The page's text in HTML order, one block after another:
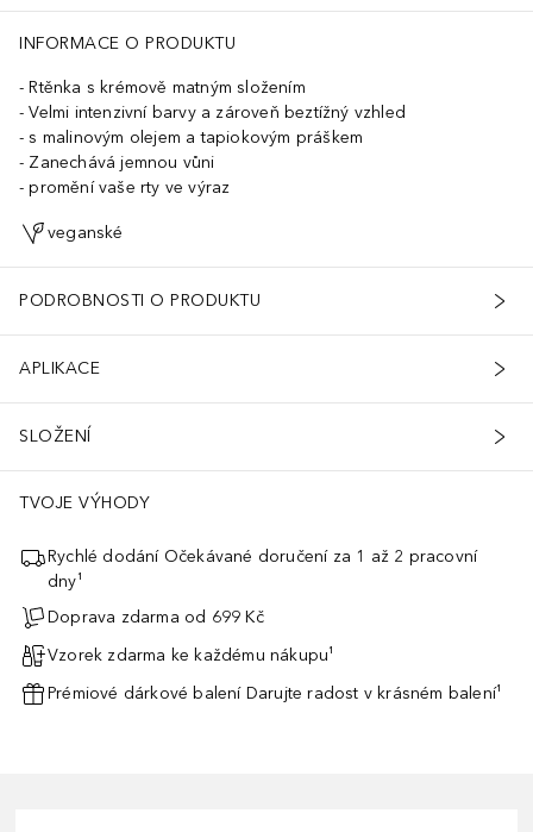
INFORMACE O PRODUKTU
Rtěnka s krémově matným složením
Velmi intenzivní barvy a zároveň beztížný vzhled
s malinovým olejem a tapiokovým práškem
Zanechává jemnou vůni
promění vaše rty ve výraz
veganské
PODROBNOSTI O PRODUKTU
APLIKACE
SLOŽENÍ
TVOJE VÝHODY
Rychlé dodání Očekávané doručení za 1 až 2 pracovní
dny¹
Doprava zdarma od 699 Kč
Vzorek zdarma ke každému nákupu¹
Prémiové dárkové balení Darujte radost v krásném balení¹